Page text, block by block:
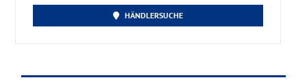
HÄNDLERSUCHE